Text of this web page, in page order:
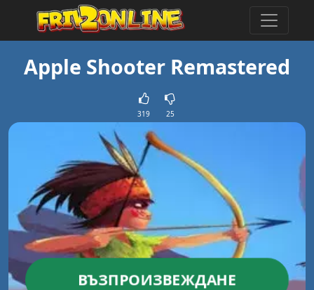
Apple Shooter Remastered
319 25
ВЪЗПРОИЗВЕЖДАНЕ